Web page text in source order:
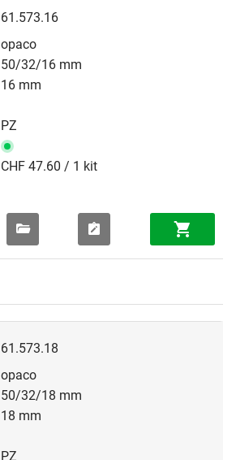
61.573.16
opaco
50/32/16 mm
16 mm
PZ
CHF 47.60 / 1 kit
61.573.18
opaco
50/32/18 mm
18 mm
PZ